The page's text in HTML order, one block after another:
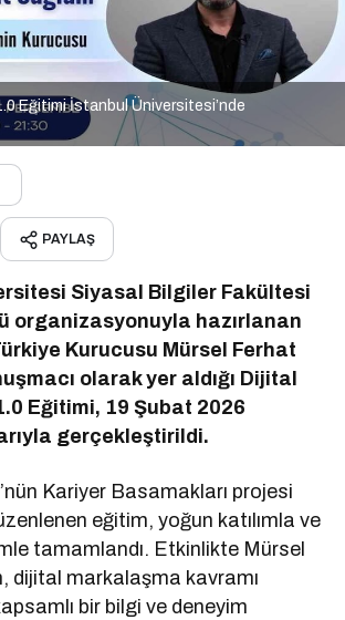
Eğitimi İstanbul Üniversitesi’nde
PAYLAŞ
Siyasal Bilgiler Fakültesi
organizasyonuyla hazırlanan
Kurucusu Mürsel Ferhat
olarak yer aldığı Dijital
Eğitimi, 19 Şubat 2026
gerçekleştirildi.
Kariyer Basamakları projesi
eğitim, yoğun katılımla ve
tamamlandı. Etkinlikte Mürsel
dijital markalaşma kavramı
bir bilgi ve deneyim